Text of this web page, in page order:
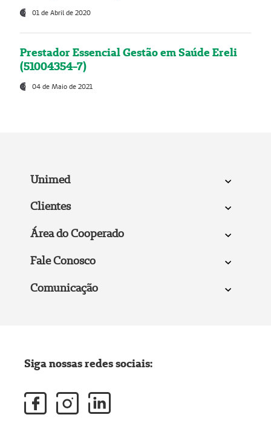
01 de Abril de 2020
Prestador Essencial Gestão em Saúde Ereli
(51004354-7)
04 de Maio de 2021
Unimed
Clientes
Área do Cooperado
Fale Conosco
Comunicação
Siga nossas redes sociais: